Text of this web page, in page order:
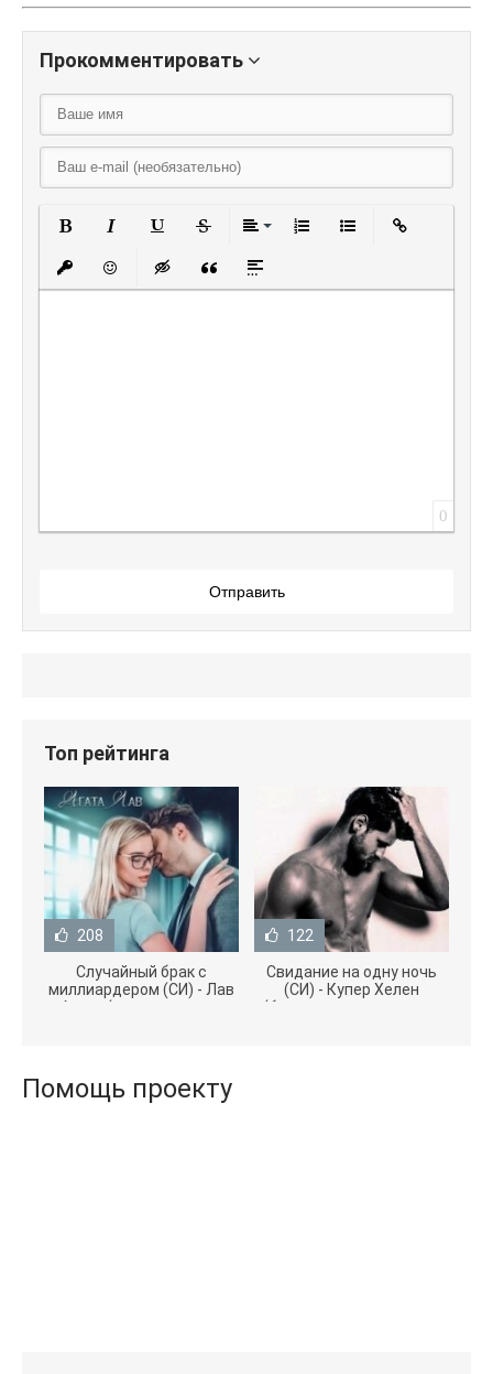
Прокомментировать
Вставить защищенную ссылку
Вставить смайлик
Вставка скрытого текста
Вставка цитаты
Вставка спойлера
0
Отправить
Топ рейтинга
208
Случайный брак с
миллиардером (СИ) - Лав
Агата (полная версия
122
Свидание на одну ночь
(СИ) - Купер Хелен
(бесплатные серии книг
Помощь проекту